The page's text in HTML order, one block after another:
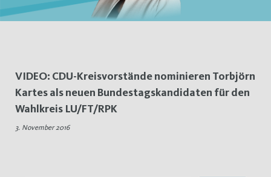
Schlagwort:
Bundestagskandidat
VIDEO: CDU-Kreisvorstände nominieren Torbjörn
Kartes als neuen Bundestagskandidaten für den
Wahlkreis LU/FT/RPK
3. November 2016